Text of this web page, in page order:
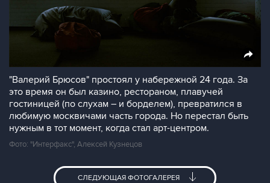
"Валерий Брюсов" простоял у набережной 24 года. За
это время он был казино, рестораном, плавучей
гостиницей (по слухам – и борделем), превратился в
любимую москвичами часть города. Но перестал быть
нужным в тот момент, когда стал арт-центром.
Фото: "Интерфакс", Алексей Кузнецов
СЛЕДУЮЩАЯ ФОТОГАЛЕРЕЯ